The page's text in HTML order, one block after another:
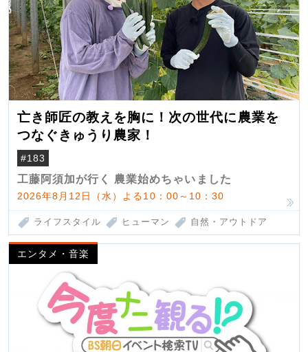
亡き師匠の教えを胸に！次の世代に農業を
つなぐきゅうり農家！
#183
工藤阿須加が行く 農業始めちゃいました
2026年8月12日（水）よる10：00～10：30
ライフスタイル ヒューマン 自然・アウトドア
エンタメ・音楽